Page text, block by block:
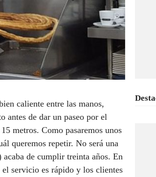
caliente entre las manos,
antes de dar un paseo por el
metros. Como pasaremos unos
queremos repetir. No será una
de cumplir treinta años. En
servicio es rápido y los clientes